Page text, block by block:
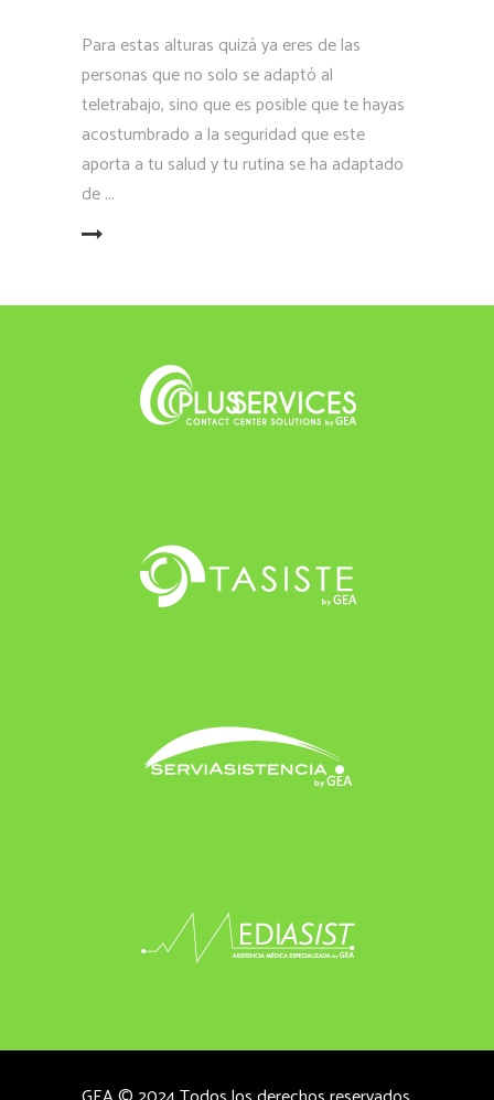
Para estas alturas quizá ya eres de las
personas que no solo se adaptó al
teletrabajo, sino que es posible que te hayas
acostumbrado a la seguridad que este
aporta a tu salud y tu rutina se ha adaptado
de